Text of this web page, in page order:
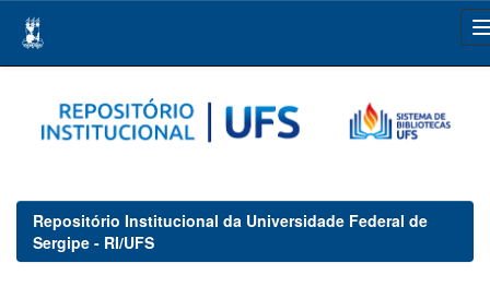
navigation
Repositório Institucional da Universidade Federal de
Sergipe - RI/UFS